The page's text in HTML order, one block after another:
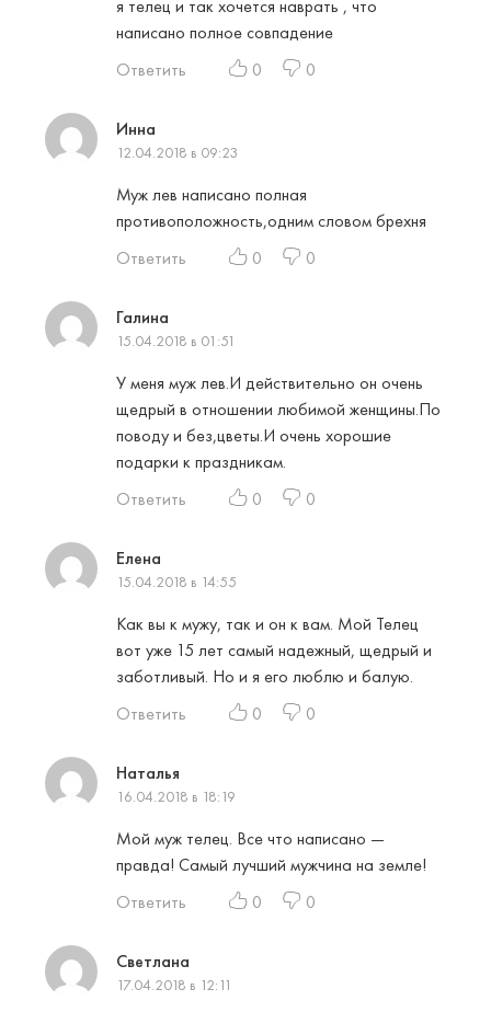
я телец и так хочется наврать , что
написано полное совпадение
Ответить
0 0
Инна
12.04.2018 в 09:23
Муж лев написано полная
противоположность,одним словом брехня
Ответить
0 0
Галина
15.04.2018 в 01:51
У меня муж лев.И действительно он очень
щедрый в отношении любимой женщины.По
поводу и без,цветы.И очень хорошие
подарки к праздникам.
Ответить
0 0
Елена
15.04.2018 в 14:55
Как вы к мужу, так и он к вам. Мой Телец
вот уже 15 лет самый надежный, щедрый и
заботливый. Но и я его люблю и балую.
Ответить
0 0
Наталья
16.04.2018 в 18:19
Мой муж телец. Все что написано —
правда! Самый лучший мужчина на земле!
Ответить
0 0
Светлана
17.04.2018 в 12:11